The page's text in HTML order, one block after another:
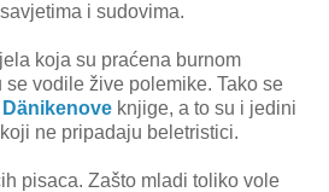
i sudovima.
koja su praćena burnom
vodile žive polemike. Tako se
Dänikenove knjige, a to su i jedini
ne pripadaju beletristici.
pisaca. Zašto mladi toliko vole